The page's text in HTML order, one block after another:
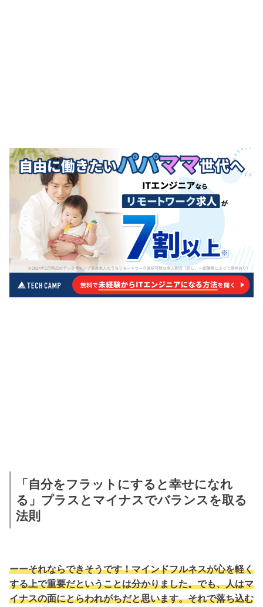
「自分をフラットにすると幸せになれ
る」プラスとマイナスでバランスを取る
法則
ーーそれならできそうです！マインドフルネスが心を軽く
する上で重要だということは分かりました。でも、人はマ
イナスの面にとらわれがちだと思います。それで落ち込む